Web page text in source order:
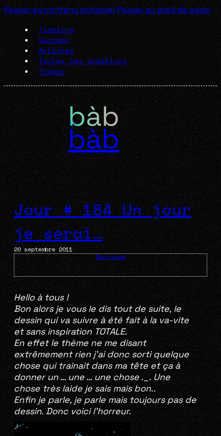
Passer au contenu principal Passer au pied de page
Timeline
Concept
Artistes
Toutes les créations
Thèmes
bàb
Jour # 184 Un jour
je serai…
20 septembre 2011
Non classé
Hello à tous !
Bon alors je vous le dis tout de suite, le
dessin qui va suivre à été fait à la va-vite
et sans inspiration TOTALE.
En effet le thème ne me disant
extrêmement rien j’ai donc sorti quelque
chose qui trainait dans ma tête et ça à
donner un … une … une chose ._. Une
chose très laide je sais mais bon..
Enfin je parle, je parle mais toujours pas de
dessin. Donc voici l’horreur.